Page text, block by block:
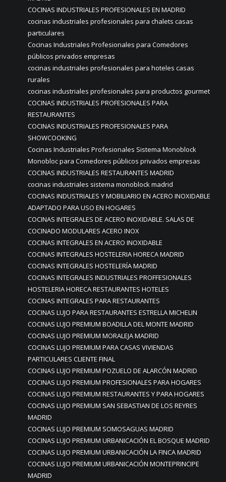
COCINAS INDUSTRIALES PROFESIONALES EN MADRID
cocinas industriales profesionales para chalets casas
particulares
Cocinas Industriales Profesionales para Comedores
públicos privados empresas
cocinas industriales profesionales para hoteles casas
rurales
cocinas industriales profesionales para productos gourmet
COCINAS INDUSTRIALES PROFESIONALES PARA
RESTAURANTES
COCINAS INDUSTRIALES PROFESIONALES PARA
SHOWCOOKING
Cocinas Industriales Profesionales Sistema Monoblock
Monobloc para Comedores públicos privados empresas
COCINAS INDUSTRIALES RESTAURANTES MADRID
cocinas industriales sistema monoblock madrid
COCINAS INDUSTRIALES Y MOBILIARIO EN ACERO INOXIDABLE
ADAPTADO PARA USO EN HOGARES
COCINAS INTEGRALES DE ACERO INOXIDABLE. SALAS DE
COCINADO MODULARES ACERO INOX
COCINAS INTEGRALES EN ACERO INOXIDABLE
COCINAS INTEGRALES HOSTELERIA HORECA MADRID
COCINAS INTEGRALES HOSTELERÍA MADRID
COCINAS INTEGRALES INDUSTRIALES PROFFESIONALES
HOSTELERIA HORECA RESTAURANTES HOTELES
COCINAS INTEGRALES PARA RESTAURANTES
COCINAS LUJO PARA RESTAURANTES ESTRELLA MICHELIN
COCINAS LUJO PREMIUM BOADILLA DEL MONTE MADRID
COCINAS LUJO PREMIUM MORALEJA MADRID
COCINAS LUJO PREMIUM PARA CASAS VIVIENDAS
PARTICULARES CLIENTE FINAL
COCINAS LUJO PREMIUM POZUELO DE ALARCÓN MADRID
COCINAS LUJO PREMIUM PROFESIONALES PARA HOGARES
COCINAS LUJO PREMIUM RESTAURANTES Y PARA HOGARES
COCINAS LUJO PREMIUM SAN SEBASTIAN DE LOS REYRES
MADRID
COCINAS LUJO PREMIUM SOMOSAGUAS MADRID
COCINAS LUJO PREMIUM URBANICACIÓN EL BOSQUE MADRID
COCINAS LUJO PREMIUM URBANICACIÓN LA FINCA MADRID
COCINAS LUJO PREMIUM URBANICACIÓN MONTEPRINCIPE
MADRID